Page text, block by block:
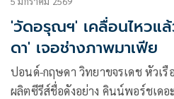
'วัดอรุณฯ' เคลื่อนไหว
ดา' เจอช่างภาพมาเฟีย
ปอนด์-กฤษดา วิทยาขจรเดช หัวเรื
ผลิตซีรีส์ชื่อดังอย่าง คินน์พอร์ชเดอ